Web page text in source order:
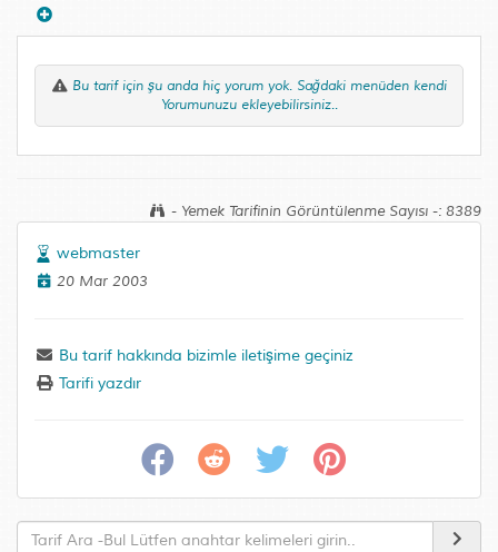
Bu tarif için şu anda hiç yorum yok. Sağdaki menüden kendi
Yorumunuzu ekleyebilirsiniz..
- Yemek Tarifinin Görüntülenme Sayısı -: 8389
webmaster
20 Mar 2003
Bu tarif hakkında bizimle iletişime geçiniz
Tarifi yazdır